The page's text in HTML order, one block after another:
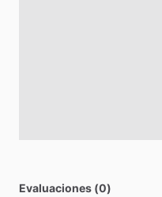
Evaluaciones (0)